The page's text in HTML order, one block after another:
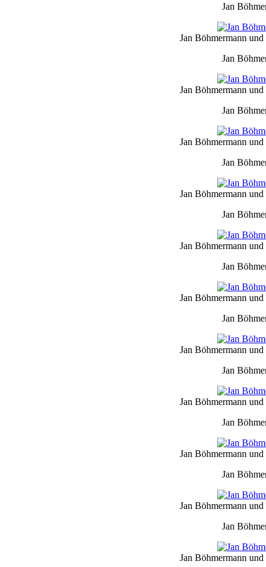
Jan
Jan Böhmermann
Jan
Jan Böhmermann
Jan
Jan Böhmermann
Jan
Jan Böhmermann
Jan
Jan Böhmermann
Jan
Jan Böhmermann
Jan
Jan Böhmermann
Jan
Jan Böhmermann
Jan
Jan Böhmermann
Jan
Jan Böhmermann
Jan
Jan Böhmermann